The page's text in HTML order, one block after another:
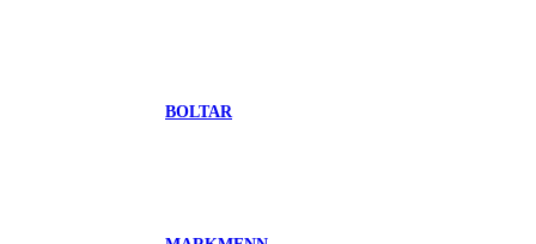
BOLTAR